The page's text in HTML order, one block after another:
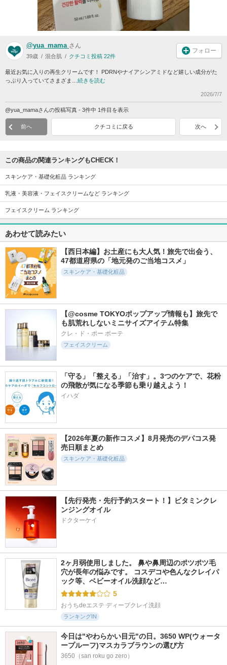
@yua_mama さん
39歳 混合肌 クチコミ投稿 22件
フォロー
最近お気に入りの再生クリームです！ PDRNやナイアシンアミドなど嬉しい成分がた
っぷり入っていてさまざま… 続きを読む
2026/7/7
@yua_mamaさんの投稿写真 - 3件中 1件目を表示
前へ クチコミに戻る 次へ
この商品の関連ランキングもCHECK！
スキンケア・基礎化粧品 ランキング
乳液・美容液・フェイスクリームなど ランキング
フェイスクリーム ランキング
あわせて読みたい
【西日本編】お土産にも大人気！旅先で出会う、
47都道府県の「地元発のご当地コスメ」
スキンケア・基礎化粧品
【@cosme TOKYOポップアップ情報も】旅先で
も肌荒れしないミニサイズアイテム特集
クレ・ド・ポー ボーテ
フェイスクリーム
「守る」「整える」「治す」。3つのケアで、花粉
の飛散が気になる季節も乗り越えよう！
イハダ
【2026年夏の新作コスメ】8月発売のデパコス発
売日順まとめ
スキンケア・基礎化粧品
【先行発売・先行予約スタート！】ビタミンクレ
ンジングオイル
ドクターケイ
2ヶ月弱使用しました。 鼻や鼻周辺のポツポツ毛
穴が長年の悩みです。 コスデコや色んなクレイパ
ック等、ベビーオイル洗顔など…
5
おうちdeエステ ディープクレイ洗顔
ランキングIN
今日は"やわらかい目元"の日。3650 WP(ウォータ
ープルーフ)マスカラブラウンの選び方
3650（san roku go zero）